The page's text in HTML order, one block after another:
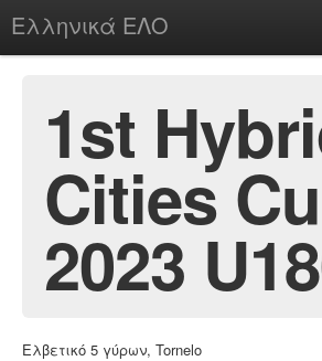
Ελληνικά ΕΛΟ
chesstu.be @ discord
Login
1st
Cities
2023
Ελβετικό 5 γύρων, Tornelo